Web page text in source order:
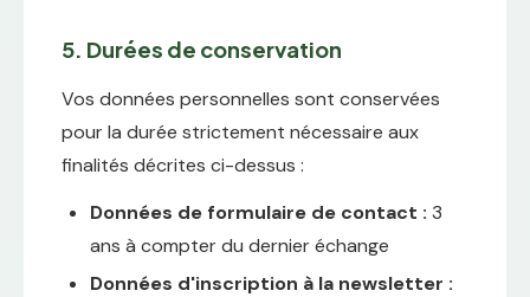
5. Durées de conservation
Vos données personnelles sont conservées
pour la durée strictement nécessaire aux
finalités décrites ci-dessus :
Données de formulaire de contact : 3
ans à compter du dernier échange
Données d'inscription à la newsletter :